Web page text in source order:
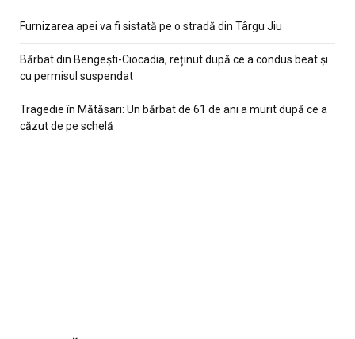
Furnizarea apei va fi sistată pe o stradă din Târgu Jiu
Bărbat din Bengești-Ciocadia, reținut după ce a condus beat și
cu permisul suspendat
Tragedie în Mătăsari: Un bărbat de 61 de ani a murit după ce a
căzut de pe schelă